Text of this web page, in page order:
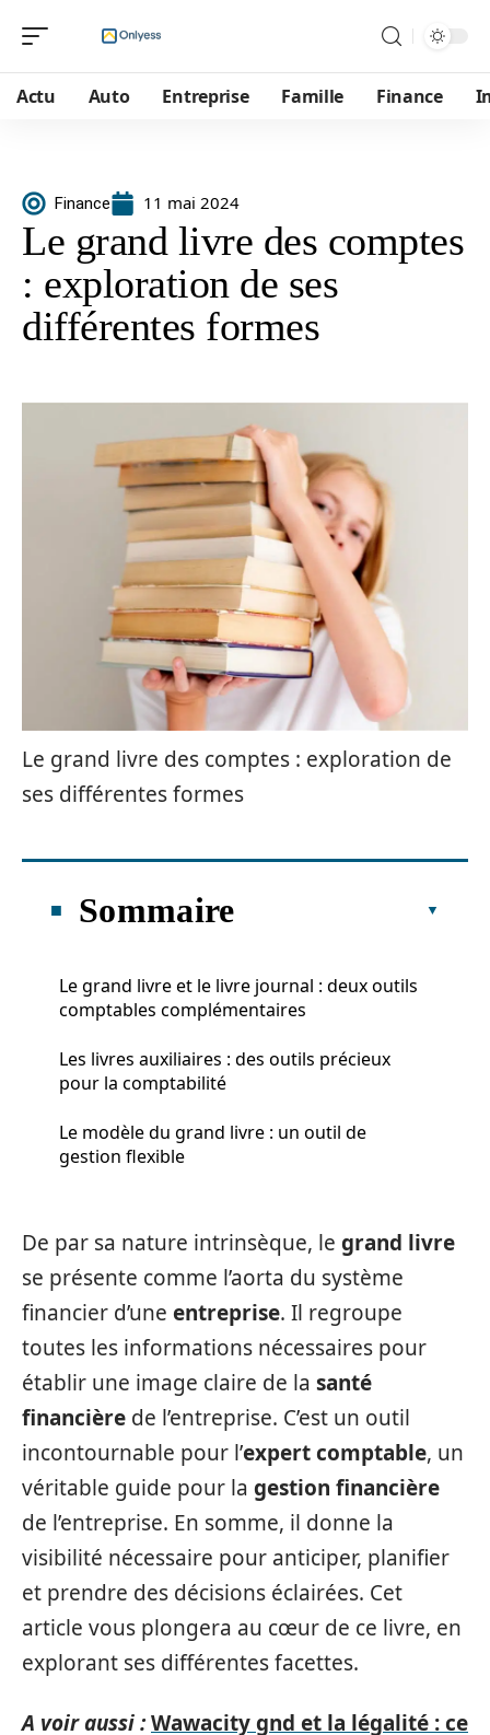
Actu Auto Entreprise Famille Finance
Finance 11 mai 2024
Le grand livre des comptes
: exploration de ses
différentes formes
Le grand livre des comptes : exploration de
ses différentes formes
Sommaire
Le grand livre et le livre journal : deux outils
comptables complémentaires
Les livres auxiliaires : des outils précieux
pour la comptabilité
Le modèle du grand livre : un outil de
gestion flexible
De par sa nature intrinsèque, le grand livre
se présente comme l’aorta du système
financier d’une entreprise. Il regroupe
toutes les informations nécessaires pour
établir une image claire de la santé
financière de l’entreprise. C’est un outil
incontournable pour l’expert comptable, un
véritable guide pour la gestion financière
de l’entreprise. En somme, il donne la
visibilité nécessaire pour anticiper, planifier
et prendre des décisions éclairées. Cet
article vous plongera au cœur de ce livre, en
explorant ses différentes facettes.
A voir aussi :Wawacity gnd et la légalité : ce